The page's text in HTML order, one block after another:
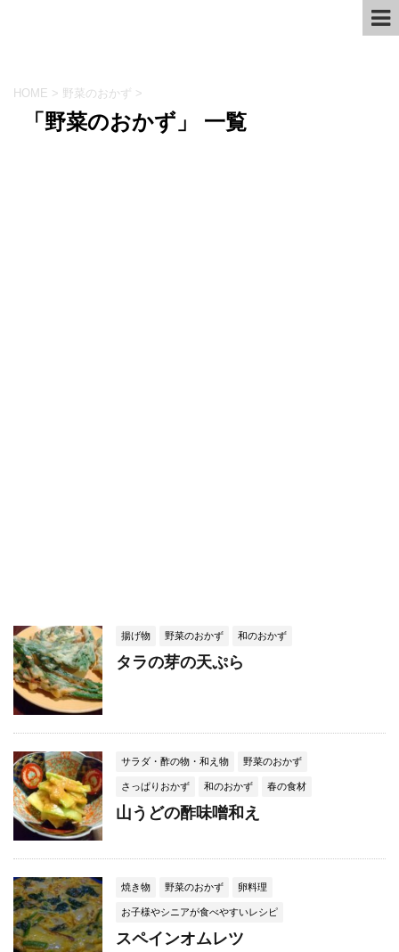
HOME > 野菜のおかず >
「野菜のおかず」 一覧
揚げ物 野菜のおかず 和のおかず
タラの芽の天ぷら
サラダ・酢の物・和え物 野菜のおかず
さっぱりおかず 和のおかず 春の食材
山うどの酢味噌和え
焼き物 野菜のおかず 卵料理
お子様やシニアが食べやすいレシピ
スペインオムレツ